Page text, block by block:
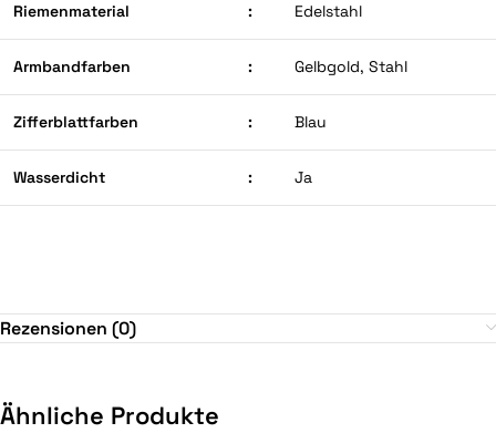
Riemenmaterial : Edelstahl
Armbandfarben : Gelbgold, Stahl
Zifferblattfarben : Blau
Wasserdicht : Ja
Rezensionen (0)
Ähnliche Produkte